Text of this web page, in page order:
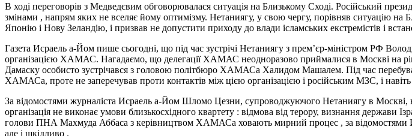
В ході переговорів з Медведєвим обговорювалася ситуація на Близькому Сході. Російський
змінами , напрям яких не вселяє йому оптимізму. Нетаниягу, у свою чергу, порівняв ситуацію на
Японію і Нову Зеландію, і призвав не допустити приходу до влади ісламських екстремістів і
Газета Исраель а-Йом пише сьогодні, що під час зустрічі Нетаниягу з прем’єр-міністром РФ
організацією ХАМАС. Нагадаємо, що делегації ХАМАС неодноразово приймалися в Москві на
Дамаску особисто зустрічався з головою політбюро ХАМАСа Халидом Машалем. Під час
ХАМАСа, проте не заперечував проти контактів між цією організацією і російським МЗС, і навіть
За відомостями журналіста Исраель а-Йом Шломо Цезни, супроводжуючого Нетаниягу в
організація не виконає умови близькосхідного квартету : відмова від терору, визнання
голови ПНА Махмуда Аббаса з керівництвом ХАМАСа ховають мирний процес , за
але і шкідливо .